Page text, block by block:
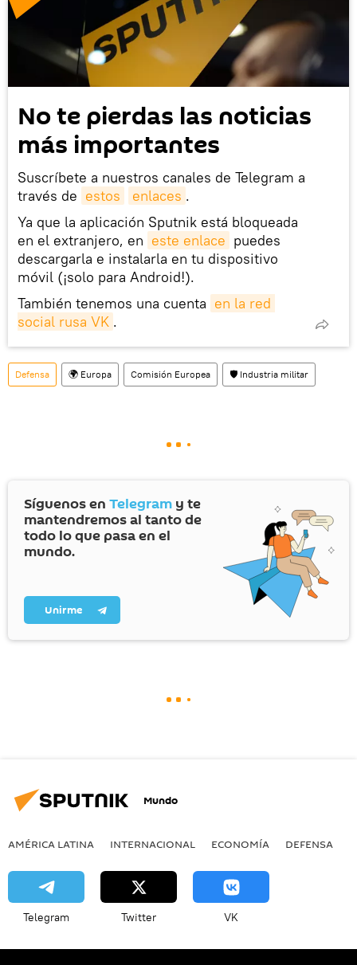
No te pierdas las noticias
más importantes
Suscríbete a nuestros canales de Telegram a
través de estos enlaces .
Ya que la aplicación Sputnik está bloqueada
en el extranjero, en este enlace puedes
descargarla e instalarla en tu dispositivo
móvil (¡solo para Android!).
También tenemos una cuenta en la red
social rusa VK .
Defensa 🌍 Europa Comisión Europea 🛡️ Industria militar
Síguenos en Telegram y te
mantendremos al tanto de
todo lo que pasa en el
mundo.
Unirme
Mundo
AMÉRICA LATINA INTERNACIONAL ECONOMÍA DEFENSA
Telegram Twitter VK